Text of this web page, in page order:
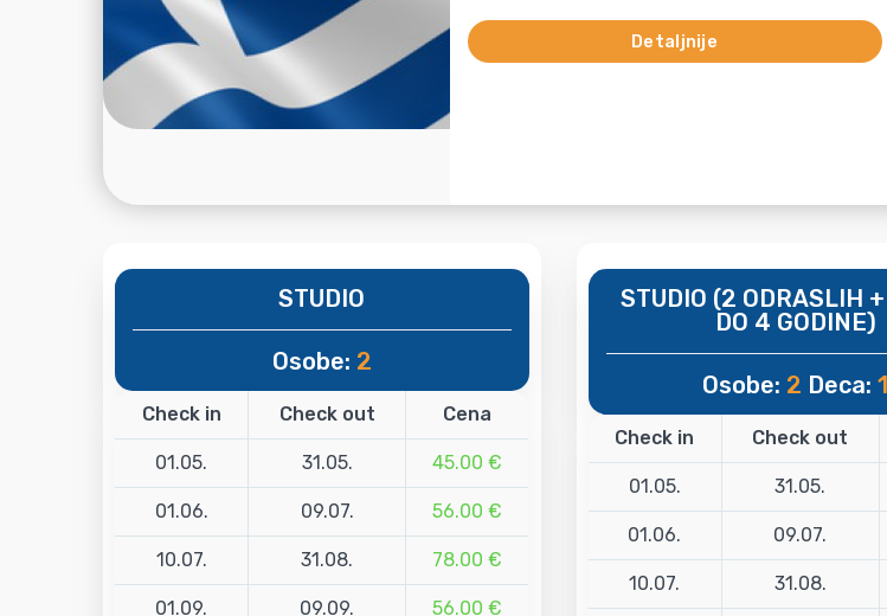
Detaljnije
STUDIO
Osobe: 2
Check in Check out Cena
01.05. 31.05. 45.00 €
01.06. 09.07. 56.00 €
10.07. 31.08. 78.00 €
01.09. 09.09. 56.00 €
STUDIO (2 ODRASLIH
DO 4 GODINE)
Osobe: 2 Deca:1
Check in Check out
01.05. 31.05.
01.06. 09.07.
10.07. 31.08.